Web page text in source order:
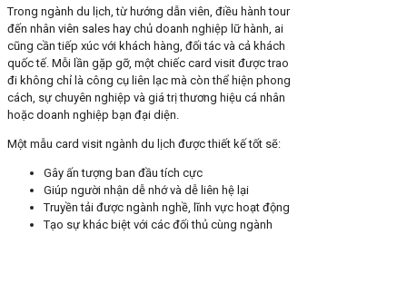
Trong ngành du lịch, từ hướng dẫn viên, điều hành tour
đến nhân viên sales hay chủ doanh nghiệp lữ hành, ai
cũng cần tiếp xúc với khách hàng, đối tác và cả khách
quốc tế. Mỗi lần gặp gỡ, một chiếc card visit được trao
đi không chỉ là công cụ liên lạc mà còn thể hiện phong
cách, sự chuyên nghiệp và giá trị thương hiệu cá nhân
hoặc doanh nghiệp bạn đại diện.
Một mẫu card visit ngành du lịch được thiết kế tốt sẽ:
Gây ấn tượng ban đầu tích cực
Giúp người nhận dễ nhớ và dễ liên hệ lại
Truyền tải được ngành nghề, lĩnh vực hoạt động
Tạo sự khác biệt với các đối thủ cùng ngành